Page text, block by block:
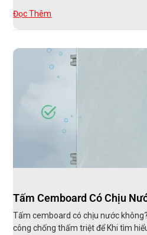
Đọc Thêm
Tấm Cemboard Có Chịu
Tấm cemboard có chịu nước
công chống thấm triệt để Khi tìm